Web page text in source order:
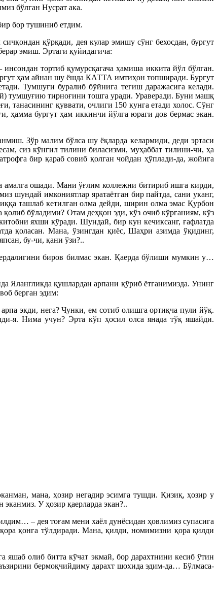
бўлган Нусрат ака.
бор тушиниб етдим.
қўрқади, дея кулар эмишу сўнг бехосдан, бургут
эмиш. Эртаги қуйидагича:
тортиб қумурсқагача ҳамиша иккита йўл бўлган.
ҳам айнан шу ёшда КАТТА имтиҳон топширади. Бургут
Тумшуғи буралиб бўйнига тегиш даражасига келади.
тумшуғию тирноғини тошга уради. Ураверади. Буни машқ
танасининг қуввати, очлиги 150 кунга етади холос. Сўнг
ҳамма бургут ҳам иккинчи йўлга юраги дов бермас экан.
Зўр малим бўлса шу ёқларда келармиди, деди эртаси
сиз кўнгил тилини биласизми, муҳаббат тилини-чи, ҳа
бир қараб совиб қолган чойдан ҳўплади-да, жойига
амалга ошади. Мани ўғлим коллежни битириб ишга кирди,
шундай имкониятлар яратаётган бир пайтда, сани уканг,
ташлаб кетилган олма дейди, ширин олма эмас Қурбон
бўладими? Отам деҳқон эди, кўз очиб кўрганиям, кўз
яхши кўради. Шундай, бир кун кечиксанг, ғафлатда
қоласан. Мана, ўзингдан қиёс, Шаҳри азимда ўқидинг,
бу-чи, қани ўзи?..
биров билмас экан. Қаерда бўлиши мумкин у…
Ялангликда қушлардан арпани қўриб ётганимизда. Унинг
берган эдим:
экди, нега? Чунки, ем сотиб олишга ортиқча пули йўқ.
я. Нима учун? Эрта кўп ҳосил олса янада тўқ яшайди.
мана, ҳозир негадир эсимга тушди. Қизиқ, ҳозир у
У ҳозир қаерларда экан?..
– дея тоғам мени хаёл дунёсидан ҳовлимиз супасига
қонга тўлдиради. Мана, қилди, номимизни қора қилди
олиб битта кўчат экмай, бор дарахтнини кесиб ўтин
бермоқчийдиму дарахт шохида эдим-да… Бўлмаса-